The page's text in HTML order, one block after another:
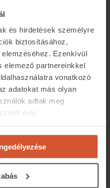
és hirdetések személyre
biztosításához,
Ezenkívül
elemező partnereinkkel
vonatkozó
adatokat más olyan
adtak meg
más
felületeken,
számára
vagyis nem szabad
kérdésekre
csempészni a
állhatatosnak és
mert ki tudja, hogy
munka gyümölcse.
közösségi felületünk, de
harmada innen származik.
média hatása?